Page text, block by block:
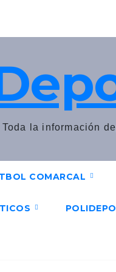
Toda la información
COMARCAL